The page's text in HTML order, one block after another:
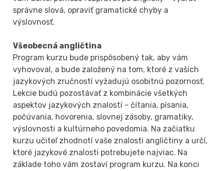
správne slová, opraviť gramatické chyby a
výslovnosť.
Všeobecná angličtina
Program kurzu bude prispôsobený tak, aby vám
vyhovoval, a bude založený na tom, ktoré z vašich
jazykových zručností vyžadujú osobitnú pozornosť.
Lekcie budú pozostávať z kombinácie všetkých
aspektov jazykových znalostí – čítania, písania,
počúvania, hovorenia, slovnej zásoby, gramatiky,
výslovnosti a kultúrneho povedomia. Na začiatku
kurzu učiteľ zhodnotí vaše znalosti angličtiny a určí,
ktoré jazykové znalosti potrebujete najviac. Na
základe toho vám zostaví program kurzu. Na konci